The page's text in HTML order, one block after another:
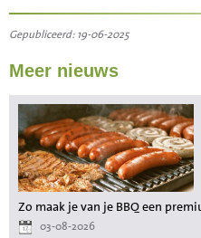
Gepubliceerd: 19-06-2025
Meer nieuws
Zo maak je van je BBQ een
03-08-2026